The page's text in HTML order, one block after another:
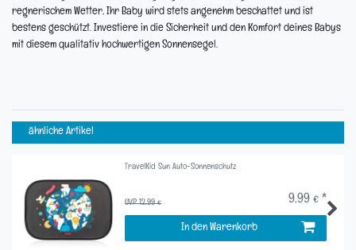
regnerischem Wetter, Ihr Baby wird stets angenehm beschattet und ist
bestens geschützt. Investiere in die Sicherheit und den Komfort deines Babys
mit diesem qualitativ hochwertigen Sonnensegel.
ähnliche Artikel
TravelKid Sun Auto-Sonnenschutz
UVP 12,99 € 9,99 € *
In den Warenkorb